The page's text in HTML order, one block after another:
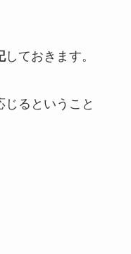
しておきます。
るということ